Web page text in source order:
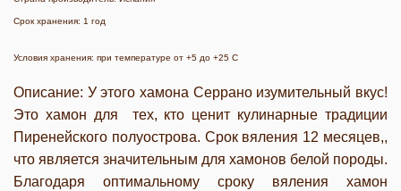
Срок хранения: 1 год
Условия хранения: при температуре от +5 до +25 С
Описание: У этого хамона Серрано изумительный вкус!
Это хамон для тех, кто ценит кулинарные традиции
Пиренейского полуострова. Срок вяления 12 месяцев,,
что является значительным для хамонов белой породы.
Благодаря оптимальному сроку вяления хамон